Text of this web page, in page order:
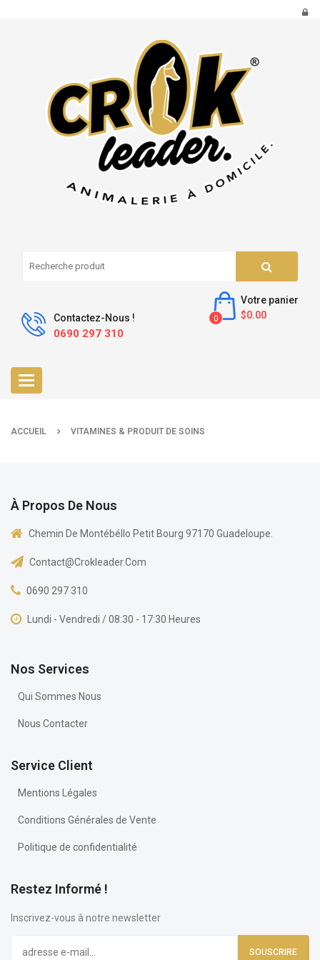
Contactez-Nous !
0690 297 310
Votre panier
$0.00
0
Toggle
navigation
ACCUEIL VITAMINES & PRODUIT DE SOINS
À Propos De Nous
Chemin De Montébéllo Petit Bourg 97170 Guadeloupe.
Contact@crokleader.com
0690 297 310
Lundi - Vendredi / 08:30 - 17:30 Heures
Nos Services
Qui Sommes Nous
Nous Contacter
Service Client
Mentions Légales
Conditions Générales de Vente
Politique de confidentialité
Restez Informé !
Inscrivez-vous à notre newsletter